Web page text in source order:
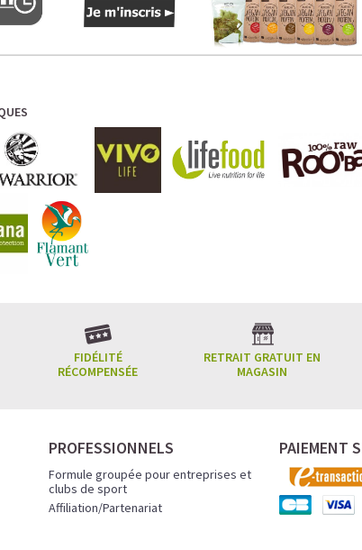
FIDÉLITÉ
RÉCOMPENSÉE
RETRAIT GRATUIT EN
MAGASIN
PROFESSIONNELS
Formule groupée pour entreprises et
clubs de sport
Affiliation/Partenariat
PAIEMENT